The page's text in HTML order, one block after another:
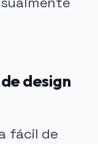
design
fácil de